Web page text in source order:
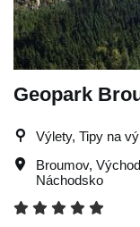
Geopark
Výlety, Tipy na
Broumov,
Náchodsko